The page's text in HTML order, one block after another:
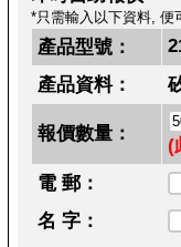
*只需輸入以下資料, 便
產品型號：
產品資料：
報價數量：
(
電 郵：
名 字：